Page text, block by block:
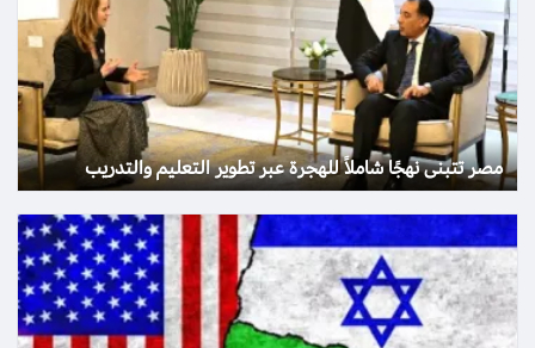
مصر تتبنى نهجًا شاملاً للهجرة عبر تطوير التعليم والتدريب